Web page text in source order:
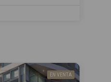
EN VENTA